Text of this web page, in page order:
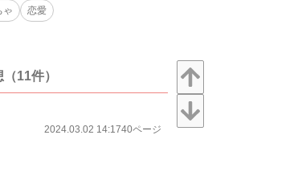
ゃ 恋愛
11件）
2024.03.02 14:1740ページ